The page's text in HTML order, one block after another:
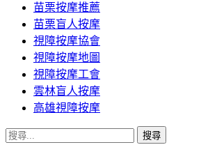
苗栗按摩推薦
苗栗盲人按摩
視障按摩協會
視障按摩地圖
視障按摩工會
雲林盲人按摩
高雄視障按摩
搜